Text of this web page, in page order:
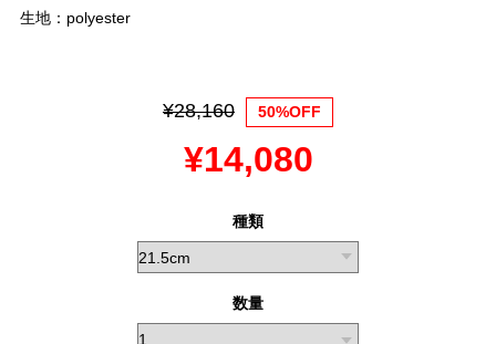
生地：polyester
¥28,160 50%OFF
¥14,080
種類
数量